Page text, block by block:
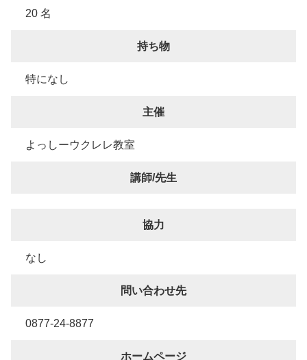
20 名
持ち物
特になし
主催
よっしーウクレレ教室
講師/先生
協力
なし
問い合わせ先
0877-24-8877
ホームページ